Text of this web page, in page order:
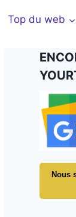
Top du web
Nous